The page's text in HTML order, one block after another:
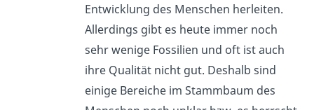
Entwicklung des Menschen herleiten.
Allerdings gibt es heute immer noch
sehr wenige Fossilien und oft ist auch
ihre Qualität nicht gut. Deshalb sind
einige Bereiche im Stammbaum des